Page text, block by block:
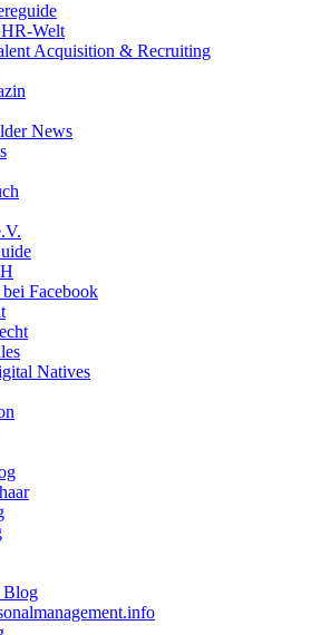
Welt
Acquisition & Recruiting
News
Facebook
Natives
Blog